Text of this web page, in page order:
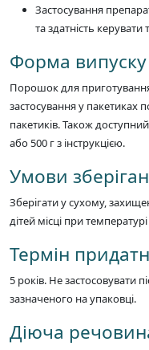
Застосування
та здатність
Форма випуску
Порошок для
застосування у пакетиках
пакетиків. Також
або 500 г з інструкцією.
Умови
Зберігати у сухому,
дітей місці при
Термін
5 років. Не застосовувати
зазначеного на упаковці.
Діюча